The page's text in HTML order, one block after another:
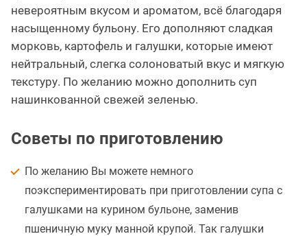
невероятным вкусом и ароматом, всё благодаря
насыщенному бульону. Его дополняют сладкая
морковь, картофель и галушки, которые имеют
нейтральный, слегка солоноватый вкус и мягкую
текстуру. По желанию можно дополнить суп
нашинкованной свежей зеленью.
Советы по приготовлению
По желанию Вы можете немного
поэкспериментировать при приготовлении супа с
галушками на курином бульоне, заменив
пшеничную муку манной крупой. Так галушки